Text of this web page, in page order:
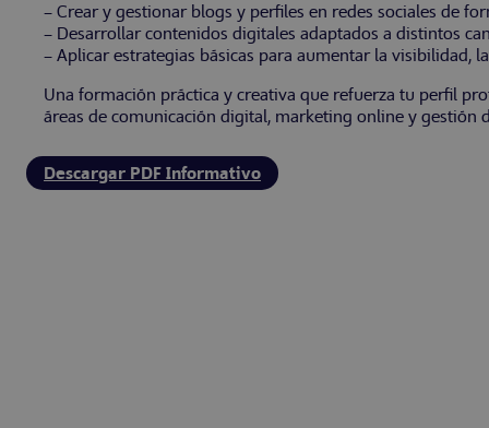
– Crear y gestionar blogs y perfiles en redes sociales de
– Desarrollar contenidos digitales adaptados a distintos
– Aplicar estrategias básicas para aumentar la visibilidad,
Una formación práctica y creativa que refuerza tu perfil
áreas de comunicación digital, marketing online y gestión
Descargar PDF Informativo